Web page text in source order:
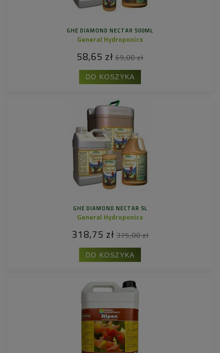
GHE DIAMOND NECTAR 500ML
General Hydroponics
58,65 zł 69,00 zł
DO KOSZYKA
GHE DIAMOND NECTAR 5L
General Hydroponics
318,75 zł 375,00 zł
DO KOSZYKA